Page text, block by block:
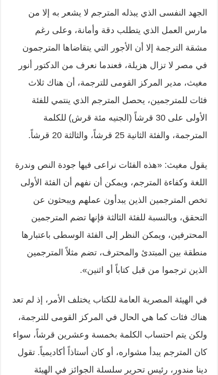
الجهد النفسى الذي يبذله المترجم لا يشعر به إلا من
مارس العمل الذي يتطلب دقة وأمانة، وعلى رغم
مشقة الترجمة إلا أن الأجور التي يتقاضاها المترجمون
في مصر لا تزال هزيلة، فعندما نعرف من الدكتور أنور
مغيث، مدير المركز القومى للترجمة، أن هناك ثلاث
فئات للمترجمين، يحصل المترجم الذي ينتمي للفئة
الأولى على 30 قرشاً (الجنيه مئة قرش) للكلمة
المترجمة، والفئة الثانية 25 قرشاً، والثالثة 20 قرشاً.
يقول مغيث: «هذه الفئات نراعى فيها جودة النص وندرة
اللغة وكفاءة المترجم، ويمكن أن نفهم أن الفئة الأولى
تخص المترجمين الذين يبدأون عملهم ويبحثون عن
التحقق، وبالنسبة للفئة الثالثة فإنها تضم المترجمين
المحترفين، ويمكن النظر إلى الفئة الوسطى باعتبارها
منطقة بين المبتدئ والمحترف، تضم مثلاً المترجمين
الذين ترجموا من قبل كتاباً أو اثنين».
في الهيئة المصرية العامة للكتاب يختلف الأمر، إذ لم تعد
هناك فئات كما هي الحال في المركز القومى للترجمة،
ولكن يتم احتساب الكلمة بخمسة وعشرين قرشاً، سواء
كان المترجم يبدأ مشواره، أو كان أستاذاً أكاديمياً. تقول
دينا مندور، رئيس تحرير سلسلة الجوائز في الهيئة